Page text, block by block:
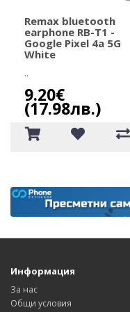
Remax bluetooth
еarphone RB-T1 -
Google Pixel 4a 5G
White
..
9.20€
(17.98лв.)
Информация
За нас
Общи условия